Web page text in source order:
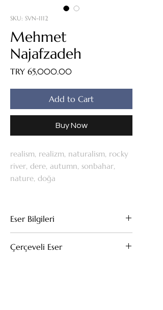
SKU: SVN-1112
Mehmet
Najafzadeh
TRY 65,000.00Price
Add to Cart
Buy Now
realism, realizm, naturalism, rocky
river, dere, autumn, sonbahar,
nature, doğa
Eser Bilgileri
70x70
Çerçeveli Eser